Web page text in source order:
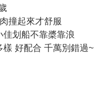
撞起來才舒服
划船不靠槳靠浪
樣 好配合 千萬別錯過~